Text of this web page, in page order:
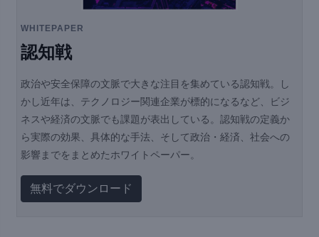
WHITEPAPER
認知戦
政治や安全保障の文脈で大きな注目を集めている認知戦。し
かし近年は、テクノロジー関連企業が標的になるなど、ビジ
ネスや経済の文脈でも課題が表出している。認知戦の定義か
ら実際の効果、具体的な手法、そして政治・経済、社会への
影響までをまとめたホワイトペーパー。
無料でダウンロード